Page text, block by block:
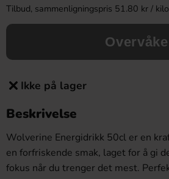
Tilbud, sammenligningspris 51.80 kr /
Overvåke
Ikke på lager
Beskrivelse
Wolverine Energidrikk 50cl er en
en forfriskende smak, laget for å gi
fokus når du trenger det mest.